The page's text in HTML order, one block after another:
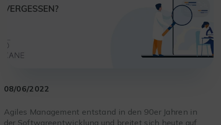
08/06/2022
Agiles Management entstand in den 90er Jahren in
der Softwareentwicklung und breitet sich heute auf